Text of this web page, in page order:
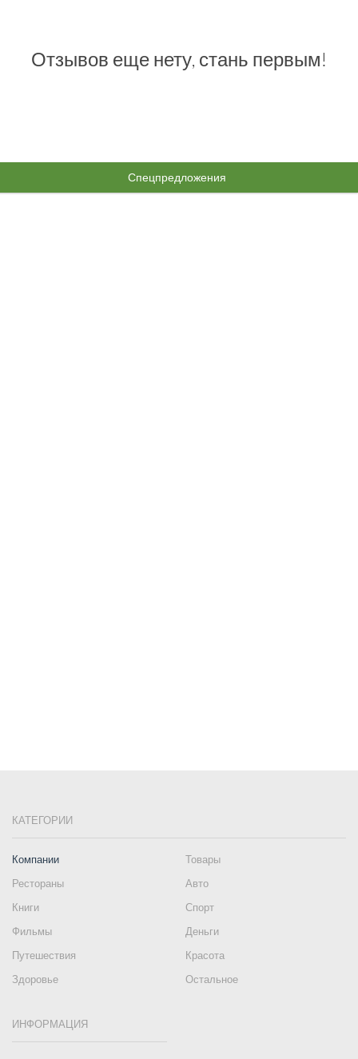
Отзывов еще нету, стань первым!
Спецпредложения
КАТЕГОРИИ
Компании
Товары
Рестораны
Авто
Книги
Спорт
Фильмы
Деньги
Путешествия
Красота
Здоровье
Остальное
ИНФОРМАЦИЯ